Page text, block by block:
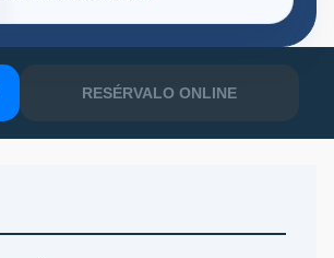
RESÉRVALO ONLINE